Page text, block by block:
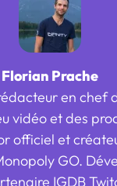
Florian Prache
en chef
vidéo et des
officiel et
GO.
IGDB